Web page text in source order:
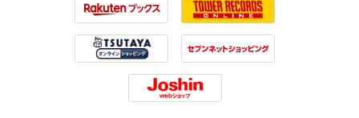
Rakuten Tower Records
Tsutaya 7net
Joshin